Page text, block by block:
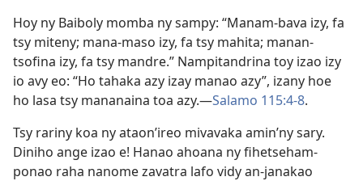
Hoy ny Baiboly momba ny sampy: “Manam-bava izy, fa
tsy miteny; mana-maso izy, fa tsy mahita; manan-
tsofina izy, fa tsy mandre.” Nampitandrina toy izao izy
io avy eo: “Ho tahaka azy izay manao azy”, izany hoe
ho lasa tsy mananaina toa azy.—Salamo 115:4-8.
Tsy rariny koa ny ataon’ireo mivavaka amin’ny sary.
Diniho ange izao e! Hanao ahoana ny fihetseham-
ponao raha nanome zavatra lafo vidy an-janakao